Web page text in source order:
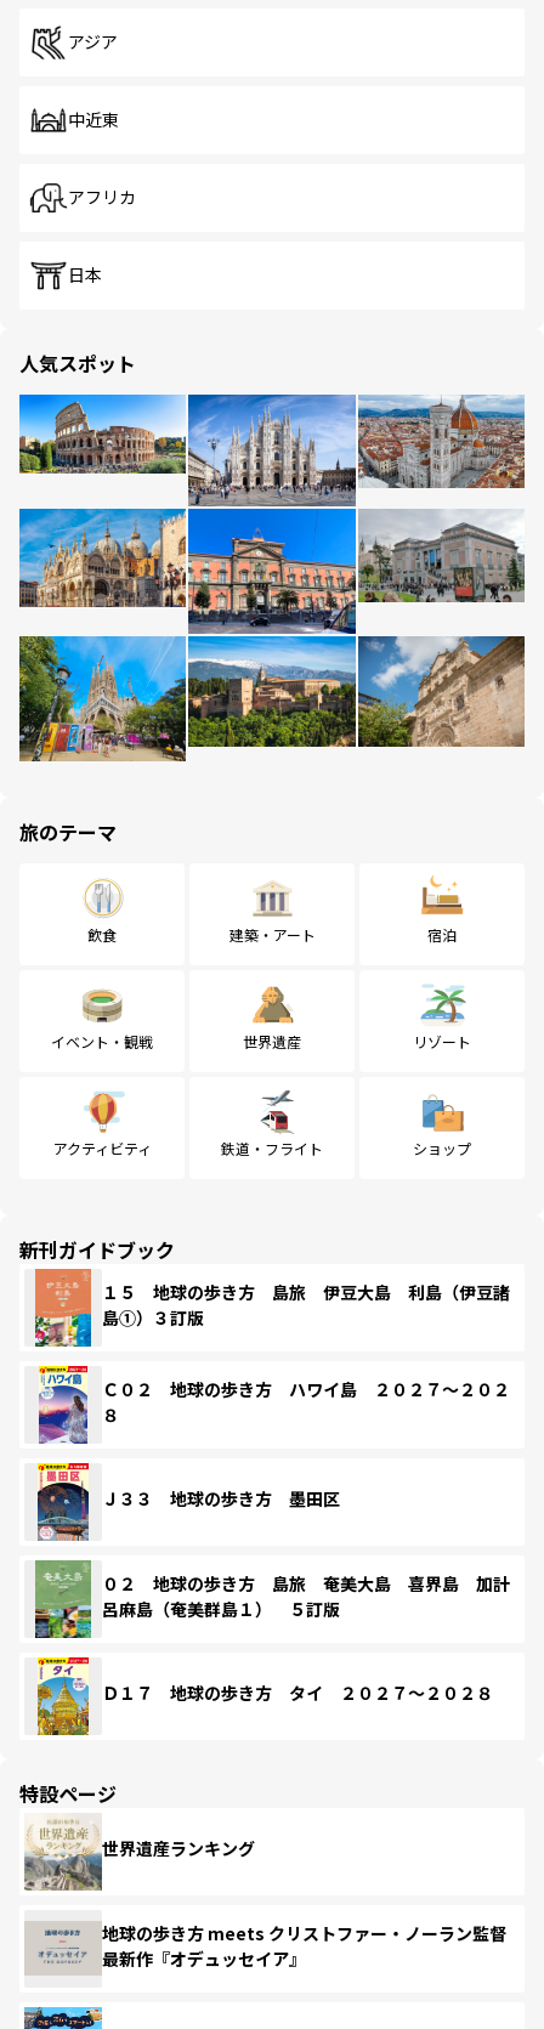
アジア
中近東
アフリカ
日本
人気スポット
旅のテーマ
飲食 建築・アート 宿泊
イベント・観戦 世界遺産 リゾート
アクティビティ 鉄道・フライト ショップ
新刊ガイドブック
１５ 地球の歩き方 島旅 伊豆大島 利島（伊豆諸
島①）３訂版
Ｃ０２ 地球の歩き方 ハワイ島 ２０２７～２０２
８
Ｊ３３ 地球の歩き方 墨田区
０２ 地球の歩き方 島旅 奄美大島 喜界島 加計
呂麻島（奄美群島１） ５訂版
Ｄ１７ 地球の歩き方 タイ ２０２７～２０２８
特設ページ
世界遺産ランキング
地球の歩き方 meets クリストファー・ノーラン監督
最新作『オデュッセイア』